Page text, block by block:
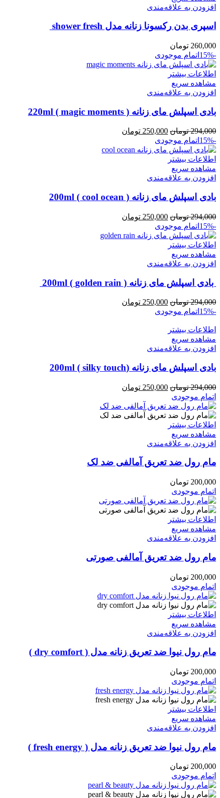
افزودن به علاقه‌مندی
اسپری بدن رکسونا زنانه مدل shower fresh
260,000 تومان
-15%
اتمام موجودی
اطلاعات بیشتر
مشاهده سریع
افزودن به علاقه‌مندی
بادی اسپلش مای زنانه ( magic moments ) 220ml
294,000 تومان قیمت
اصلی:
294,000 تومان
250,000 تومان
250,000 تومان.
-15% اتمام موجودی
اطلاعات بیشتر
مشاهده سریع
افزودن به علاقه‌مندی
بادی اسپلش مای زنانه ( cool ocean ) 200ml
294,000 تومان قیمت
اصلی:
294,000 تومان
250,000 تومان
250,000 تومان.
-15% اتمام موجودی
اطلاعات بیشتر
مشاهده سریع
افزودن به علاقه‌مندی
بادی اسپلش مای زنانه ( golden rain ) 200ml
294,000 تومان قیمت
اصلی:
250,000 تومان
-15% اتمام موجودی
اطلاعات بیشتر
مشاهده سریع
افزودن به علاقه‌مندی
بادی اسپلش مای زنانه (silky touch ) 200ml
294,000 تومان قیمت
294,000 تومان
بود.
250,000 تومان
250,000 تومان.
اتمام موجودی
اطلاعات بیشتر
مشاهده سریع
افزودن به علاقه‌مندی
مام رول ضد تعریق آمالفی ضد لک
200,000 تومان
اتمام موجودی
اطلاعات بیشتر
مشاهده سریع
افزودن به علاقه‌مندی
مام رول ضد تعریق آمالفی صورتی
200,000 تومان
اتمام موجودی
اطلاعات بیشتر
مشاهده سریع
افزودن به علاقه‌مندی
مام رول نیوا ضد تعریق زنانه مدل ( dry comfort )
200,000 تومان
اتمام موجودی
اطلاعات بیشتر
مشاهده سریع
افزودن به علاقه‌مندی
مام رول نیوا ضد تعریق زنانه مدل ( fresh energy )
200,000 تومان
اتمام موجودی